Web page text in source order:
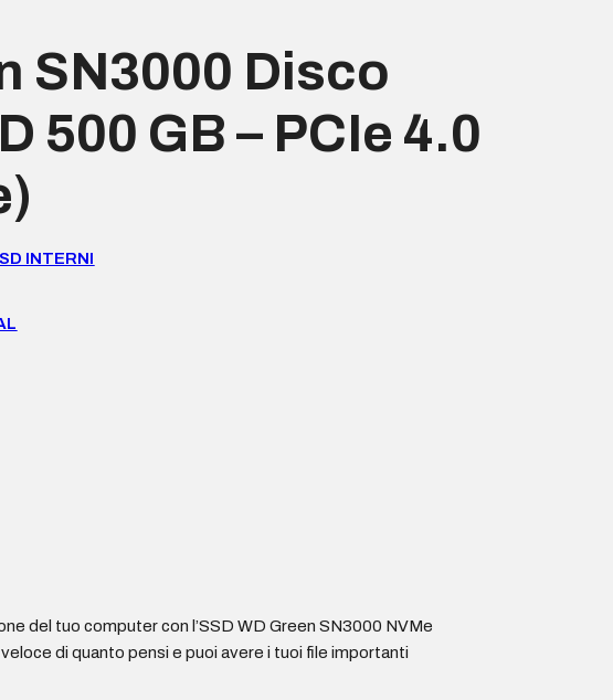
SN3000 Disco
500 GB – PCIe 4.0
INTERNI
del tuo computer con l’SSD WD Green SN3000 NVMe
di quanto pensi e puoi avere i tuoi file importanti